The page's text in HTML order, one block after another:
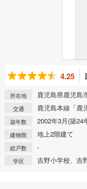
4.25
所在地 鹿児島県鹿児島
交通 鹿児島本線「
築年数 2002年3月(築24
建物階 地上2階建て
総戸数 -
学区 吉野小学校、吉